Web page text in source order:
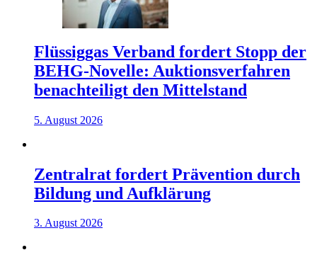
Flüssiggas Verband fordert Stopp der
BEHG-Novelle: Auktionsverfahren
benachteiligt den Mittelstand
5. August 2026
Zentralrat fordert Prävention durch
Bildung und Aufklärung
3. August 2026